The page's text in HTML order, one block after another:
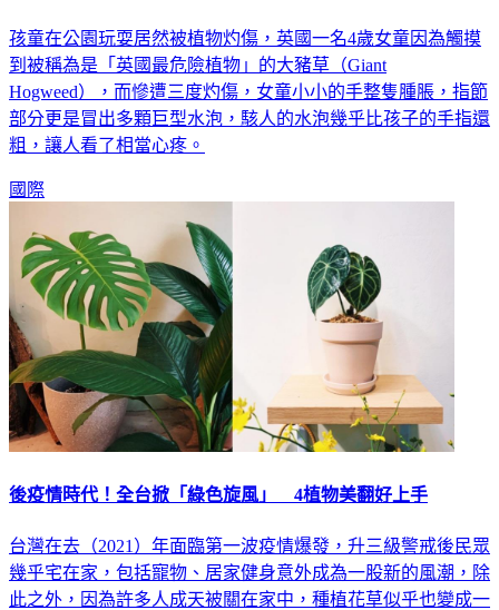
孩童在公園玩耍居然被植物灼傷，英國一名4歲女童因為觸摸
到被稱為是「英國最危險植物」的大豬草（Giant
Hogweed），而慘遭三度灼傷，女童小小的手整隻腫脹，指節
部分更是冒出多顆巨型水泡，駭人的水泡幾乎比孩子的手指還
粗，讓人看了相當心疼。
國際
後疫情時代！全台掀「綠色旋風」 4植物美翻好上手
台灣在去（2021）年面臨第一波疫情爆發，升三級警戒後民眾
幾乎宅在家，包括寵物、居家健身意外成為一股新的風潮，除
此之外，因為許多人成天被關在家中，種植花草似乎也變成一